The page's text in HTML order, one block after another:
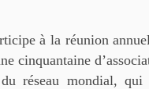
à la réunion
cinquantaine
réseau mondial, qui